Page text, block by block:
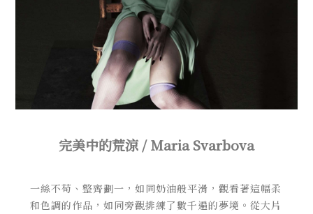
完美中的荒涼 / Maria Svarbova
一絲不苟、整齊劃一，如同奶油般平滑，觀看著這幅柔
和色調的作品，如同旁觀排練了數千遍的夢境。從大片